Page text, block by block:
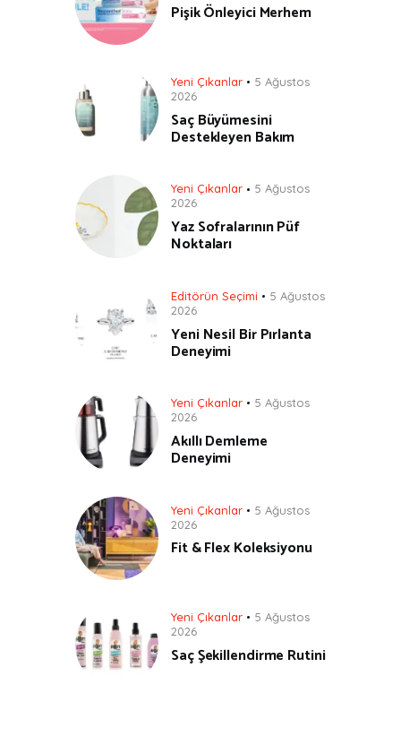
Pişik Önleyici Merhem
Yeni Çıkanlar
5 Ağustos
2026
Saç Büyümesini
Destekleyen Bakım
Yeni Çıkanlar
5 Ağustos
2026
Yaz Sofralarının Püf
Noktaları
Editörün Seçimi
5 Ağustos
2026
Yeni Nesil Bir Pırlanta
Deneyimi
Yeni Çıkanlar
5 Ağustos
2026
Akıllı Demleme
Deneyimi
Yeni Çıkanlar
5 Ağustos
2026
Fit & Flex Koleksiyonu
Yeni Çıkanlar
5 Ağustos
2026
Saç Şekillendirme Rutini